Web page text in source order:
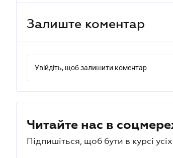
Залиште коментар
Увійдіть, щоб залишити коментар
Читайте нас в
Підпишіться, щоб бути в курсі